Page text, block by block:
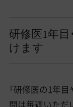
研修医1年
けます
「研修医の1年
問は毎週いただ